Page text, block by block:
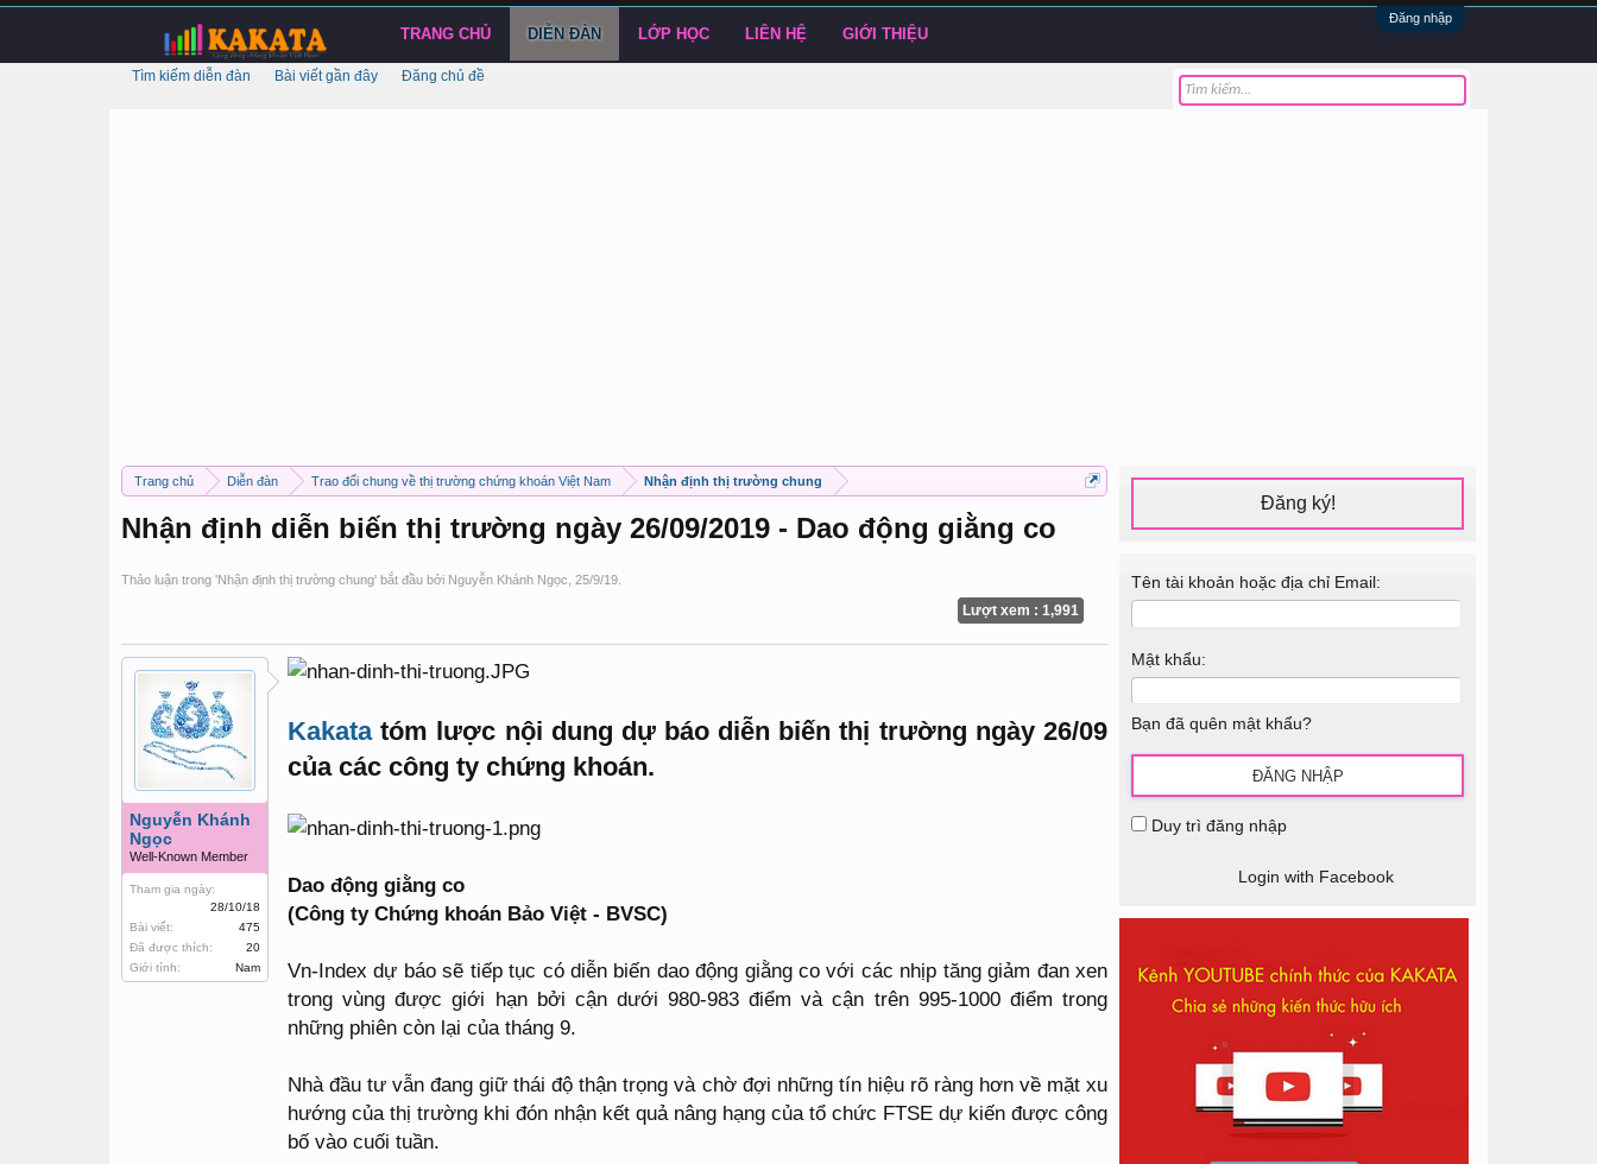
Đăng nhập
Trang chủ Diễn đàn Trao đổi chung về thị trường chứng khoán Việt Nam Nhận định thị trường chung
Nhận định diễn biến thị trường ngày 26/09/2019 - Dao động giằng co
Thảo luận trong 'Nhận định thị trường chung' bắt đầu bởi Nguyễn Khánh Ngọc 25/9/19
Lượt xem : 1,991
Nguyễn Khánh
Ngọc
Well-Known Member
Tham gia ngày:
28/10/18
Bài viết:
475
Đã được thích:
20
Giới tính:
Nam
Kakatatóm lược nội dung dự báo diễn biến thị trường ngày 26/09
của các công ty chứng khoán.
Dao động giằng co
(Công ty Chứng khoán Bảo Việt - BVSC)
Vn-Index dự báo sẽ tiếp tục có diễn biến dao động giằng co với các nhịp tăng giảm đan xen
trong vùng được giới hạn bởi cận dưới 980-983 điểm và cận trên 995-1000 điểm trong
những phiên còn lại của tháng 9.
Nhà đầu tư vẫn đang giữ thái độ thận trọng và chờ đợi những tín hiệu rõ ràng hơn về mặt xu
hướng của thị trường khi đón nhận kết quả nâng hạng của tổ chức FTSE dự kiến được công
bố vào cuối tuần.
Đăng ký!
Tên tài khoản hoặc địa chỉ Email:
Mật khẩu:
Bạn đã quên mật khẩu?
Duy trì đăng nhập
Login with Facebook
TRANG CHỦ DIỄN ĐÀN
Tìm kiếm diễn đàn Bài viết gần đây Đăng chủ đề
LỚP HỌC LIÊN HỆ GIỚI THIỆU